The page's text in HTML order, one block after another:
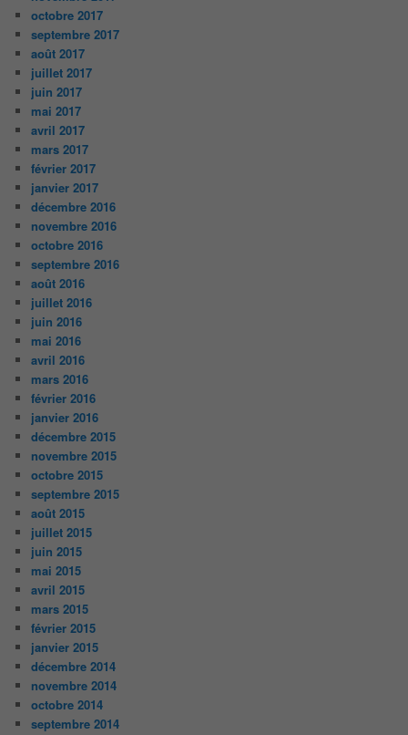
octobre 2017
septembre 2017
août 2017
juillet 2017
juin 2017
mai 2017
avril 2017
mars 2017
février 2017
janvier 2017
décembre 2016
novembre 2016
octobre 2016
septembre 2016
août 2016
juillet 2016
juin 2016
mai 2016
avril 2016
mars 2016
février 2016
janvier 2016
décembre 2015
novembre 2015
octobre 2015
septembre 2015
août 2015
juillet 2015
juin 2015
mai 2015
avril 2015
mars 2015
février 2015
janvier 2015
décembre 2014
novembre 2014
octobre 2014
septembre 2014